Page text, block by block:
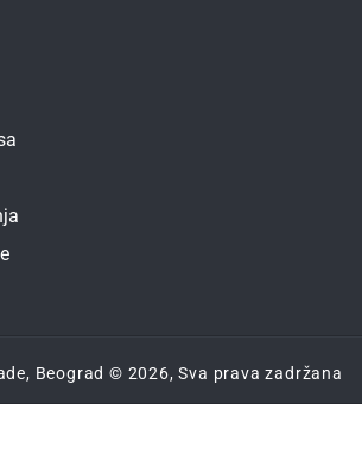
Beograd © 2026, Sva prava zadržana